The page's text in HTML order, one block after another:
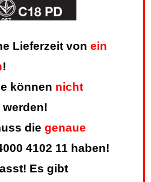
Lieferzeit von ein
!
können nicht
werden!
die genaue
4102 11 haben!
Es gibt